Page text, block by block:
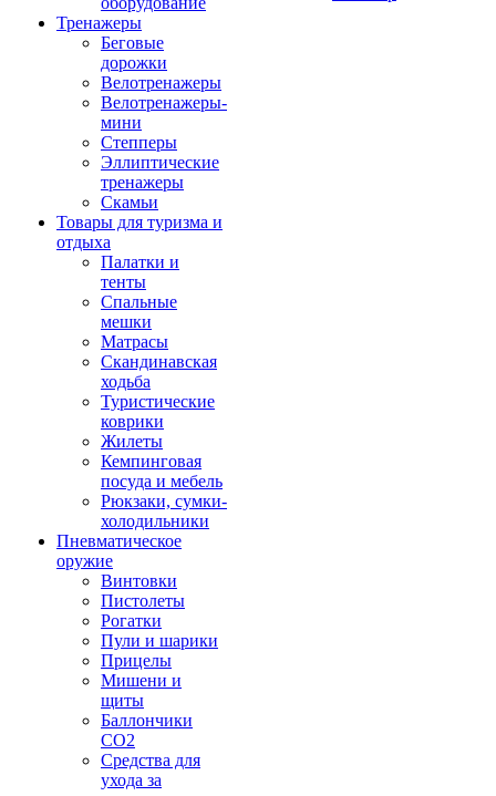
Тренажеры
Беговые
дорожки
Велотренажеры
Велотренажеры-
мини
Степперы
Эллиптические
тренажеры
Скамьи
Товары для туризма и
отдыха
Палатки и
тенты
Спальные
мешки
Матрасы
Скандинавская
ходьба
Туристические
коврики
Жилеты
Кемпинговая
посуда и мебель
Рюкзаки, сумки-
холодильники
Пневматическое
оружие
Винтовки
Пистолеты
Рогатки
Пули и шарики
Прицелы
Мишени и
щиты
Баллончики
CO2
Средства для
ухода за